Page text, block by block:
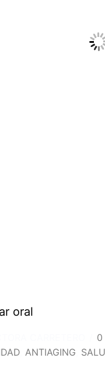
oral
0
ANTIAGING